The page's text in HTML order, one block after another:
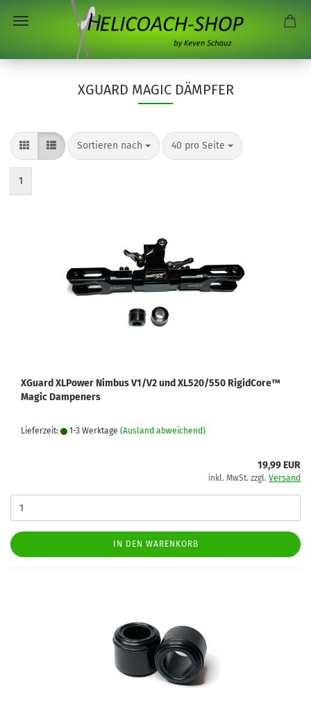
XGUARD MAGIC DÄMPFER
Sortieren nach
Sortieren nach 40 pro Seite
pro Seite
1
XGuard XLPower Nimbus V1/V2 und XL520/550 RigidCore™
Magic Dampeners
Lieferzeit: 1-3 Werktage (Ausland abweichend)
19,99 EUR
inkl. MwSt. zzgl. Versand
IN DEN WARENKORB